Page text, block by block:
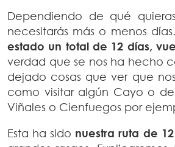
Dependiendo de qué
necesitarás más o menos
estado un total de 12 días,
verdad que se nos ha hecho
dejado cosas que ver que
como visitar algún Cayo o
Viñales o Cienfuegos por
Esta ha sido nuestra ruta de